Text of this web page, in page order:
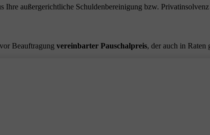
Ihre außergerichtliche Schuldenbereinigung bzw.
Beauftragung vereinbarter Pauschalpreis, der auch in Raten